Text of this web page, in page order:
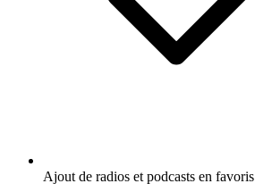
Ajout de radios et podcasts en favoris